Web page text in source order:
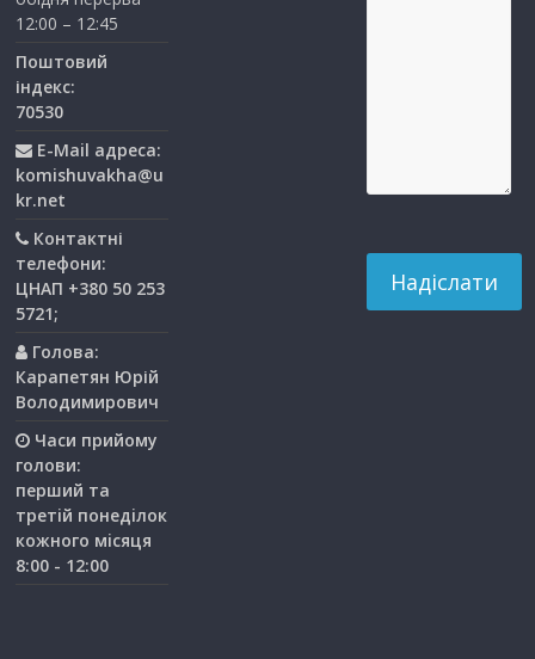
12:00 – 12:45
Поштовий
індекс:
70530
E-Mail адреса:
komishuvakha@u
kr.net
Контактні
телефони:
ЦНАП +380 50 253
5721;
Голова:
Карапетян Юрій
Володимирович
Часи прийому
голови:
перший та
третiй понедiлок
кожного мiсяця
8:00 - 12:00